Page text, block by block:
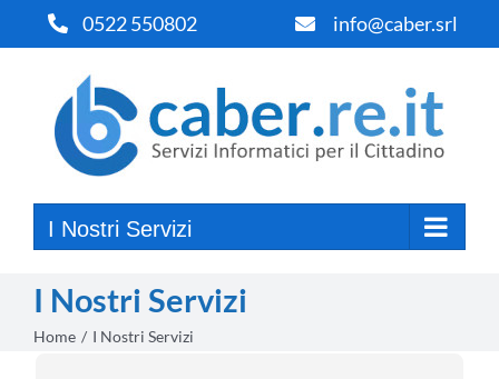
contenuto
0522 550802 info@caber.srl
I Nostri Servizi
I Nostri Servizi
Home I Nostri Servizi